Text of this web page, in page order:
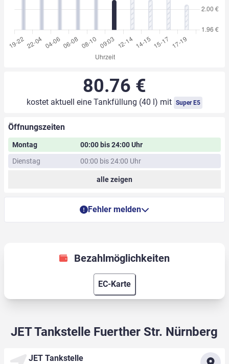
80.76 €
kostet aktuell eine Tankfüllung (40 l) mit Super E5
Öffnungszeiten
Montag
00:00 bis 24:00 Uhr
Dienstag
00:00 bis 24:00 Uhr
alle zeigen
Fehler melden
Bezahlmöglichkeiten
EC-Karte
JET Tankstelle Fuerther Str. Nürnberg
JET Tankstelle